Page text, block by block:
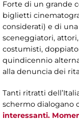
Forte di un grande
biglietti
considerati) e di
sceneggiatori,
costumisti,
quindicennio
alla denuncia dei
Tanti ritratti
schermo dialogano
interessanti.